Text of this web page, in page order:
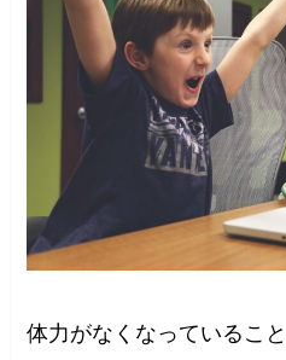
体力がなくなっているこ